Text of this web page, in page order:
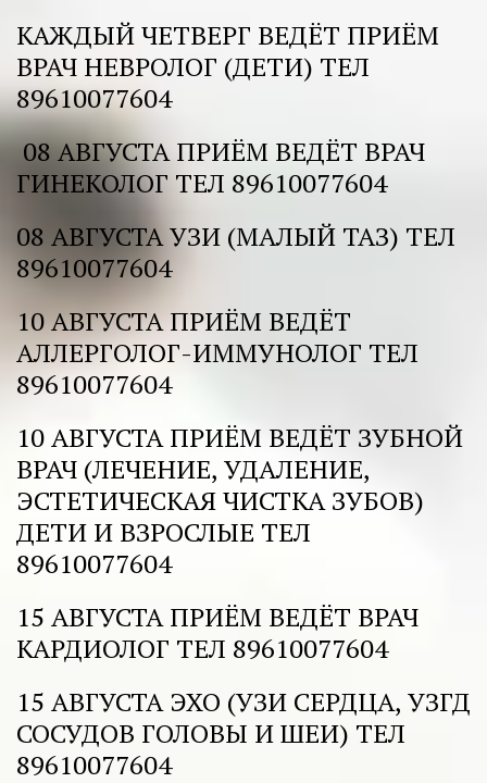
КАЖДЫЙ ЧЕТВЕРГ ВЕДЁТ ПРИЁМ
ВРАЧ НЕВРОЛОГ (ДЕТИ) ТЕЛ
89610077604
08 АВГУСТА ПРИЁМ ВЕДЁТ ВРАЧ
ГИНЕКОЛОГ ТЕЛ 89610077604
08 АВГУСТА УЗИ (МАЛЫЙ ТАЗ) ТЕЛ
89610077604
10 АВГУСТА ПРИЁМ ВЕДЁТ
АЛЛЕРГОЛОГ-ИММУНОЛОГ ТЕЛ
89610077604
10 АВГУСТА ПРИЁМ ВЕДЁТ ЗУБНОЙ
ВРАЧ (ЛЕЧЕНИЕ, УДАЛЕНИЕ,
ЭСТЕТИЧЕСКАЯ ЧИСТКА ЗУБОВ)
ДЕТИ И ВЗРОСЛЫЕ ТЕЛ
89610077604
15 АВГУСТА ПРИЁМ ВЕДЁТ ВРАЧ
КАРДИОЛОГ ТЕЛ 89610077604
15 АВГУСТА ЭХО (УЗИ СЕРДЦА, УЗГД
СОСУДОВ ГОЛОВЫ И ШЕИ) ТЕЛ
89610077604